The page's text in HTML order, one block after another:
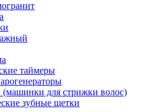
таймеры
для стрижки волос)
зубные щетки